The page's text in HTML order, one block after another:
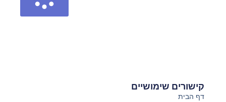
קישורים שימושיים
דף הבית